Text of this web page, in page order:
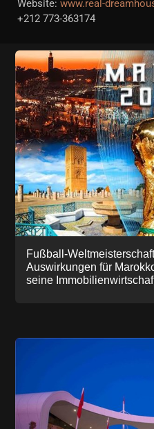
Website: www.real-
+212 773-363174
Fußball-
Auswirkungen für
seine